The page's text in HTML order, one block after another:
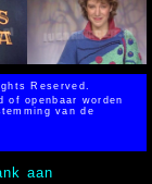
Reserved.
of openbaar worden
van de
aan